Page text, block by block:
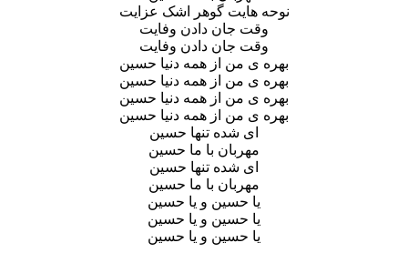
نوحه هایت گوهر اشک عزایت
وقت جان دادن وفایت
وقت جان دادن وفایت
بهره ی من از همه دنیا حسین
بهره ی من از همه دنیا حسین
بهره ی من از همه دنیا حسین
بهره ی من از همه دنیا حسین
ای شده تنها حسین
مهربان با ما حسین
ای شده تنها حسین
مهربان با ما حسین
یا حسین و یا حسین
یا حسین و یا حسین
یا حسین و یا حسین